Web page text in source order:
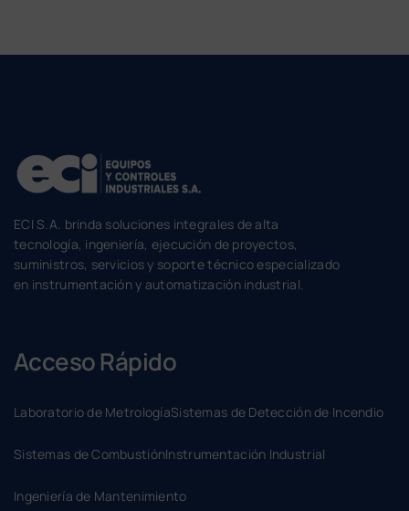
ECI S.A. brinda soluciones integrales de alta
tecnología, ingeniería, ejecución de proyectos,
suministros, servicios y soporte técnico especializado
en instrumentación y automatización industrial.
Acceso Rápido
Laboratorio de MetrologíaSistemas de Detección de Incendio
Sistemas de CombustiónInstrumentación Industrial
Ingeniería de Mantenimiento